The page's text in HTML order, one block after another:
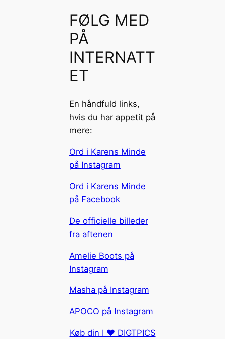
FØLG MED
PÅ
INTERNATT
ET
En håndfuld links,
hvis du har appetit på
mere:
Ord i Karens Minde
på Instagram
Ord i Karens Minde
på Facebook
De officielle billeder
fra aftenen
Amelie Boots på
Instagram
Masha på Instagram
APOCO på Instagram
Køb din I ❤️ DIGTPICS